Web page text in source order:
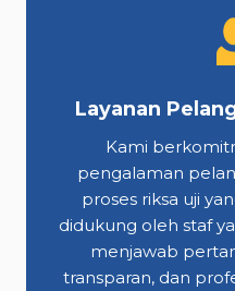
Layanan
Kami
pengalaman
proses riksa uji
didukung oleh staf
menjawab
transparan, dan